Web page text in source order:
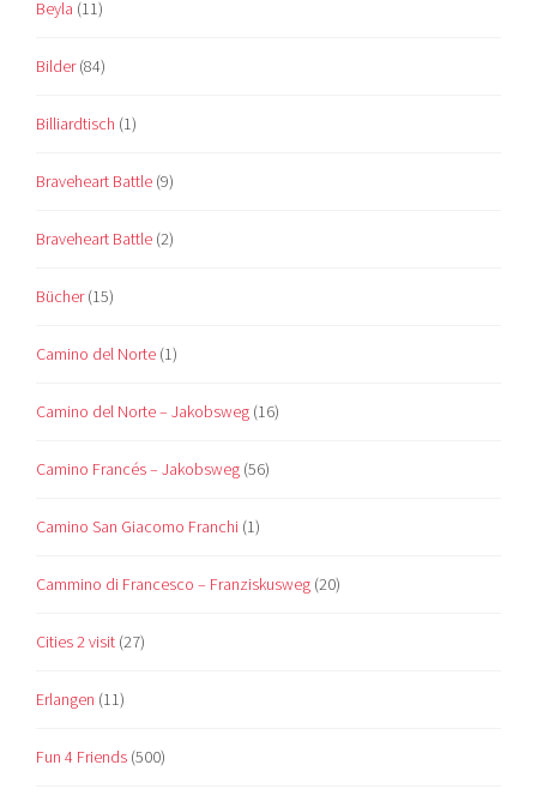
Beyla (11)
Bilder(84)
Billiardtisch (1)
Braveheart Battle (9)
Braveheart Battle (2)
Bücher(15)
Camino del Norte (1)
Camino del Norte – Jakobsweg (16)
Camino Francés – Jakobsweg (56)
Camino San Giacomo Franchi (1)
Cammino di Francesco – Franziskusweg (20)
Cities 2 visit (27)
Erlangen (11)
Fun 4 Friends (500)